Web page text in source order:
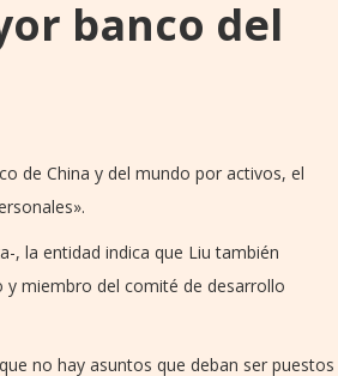
banco del
de China y del mundo por activos, el
, la entidad indica que Liu también
miembro del comité de desarrollo
no hay asuntos que deban ser puestos